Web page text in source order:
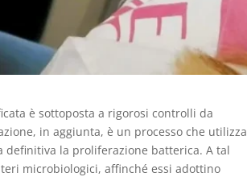
è sottoposta a rigorosi controlli da
in aggiunta, è un processo che utilizza
la proliferazione batterica. A tal
microbiologici, affinché essi adottino